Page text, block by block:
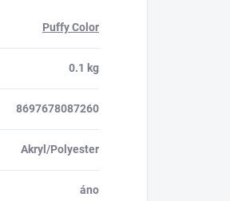
Puffy Color
0.1 kg
8697678087260
Akryl/Polyester
áno